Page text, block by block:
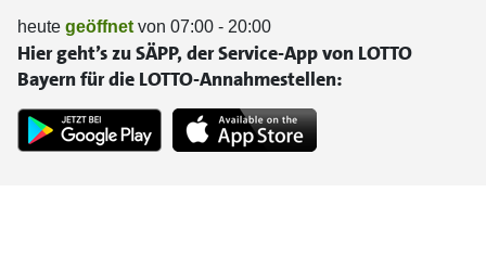
heute geöffnet von 07:00 - 20:00
Hier geht’s zu SÄPP, der Service-App von LOTTO
Bayern für die LOTTO-Annahmestellen: